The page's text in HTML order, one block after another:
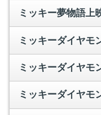
ミッキー夢物語上